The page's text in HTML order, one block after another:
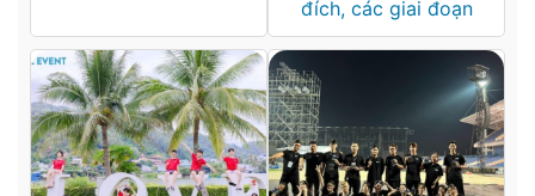
đích, các giai đoạn